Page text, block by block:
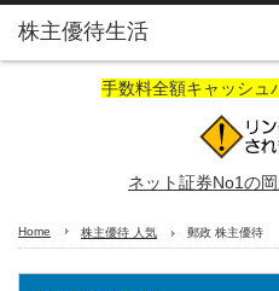
株主優待生活
手数料全額キャッシュ
ネット証券No1の
Home 株主優待 人気 郵政 株主優待